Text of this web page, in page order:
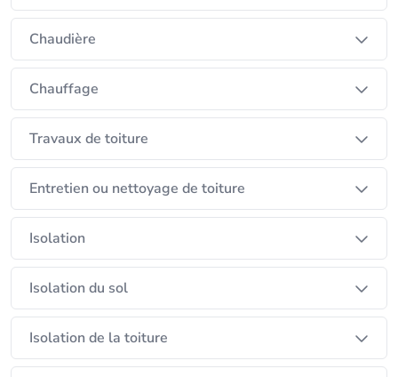
Chaudière
Chauffage
Travaux de toiture
Entretien ou nettoyage de toiture
Isolation
Isolation du sol
Isolation de la toiture